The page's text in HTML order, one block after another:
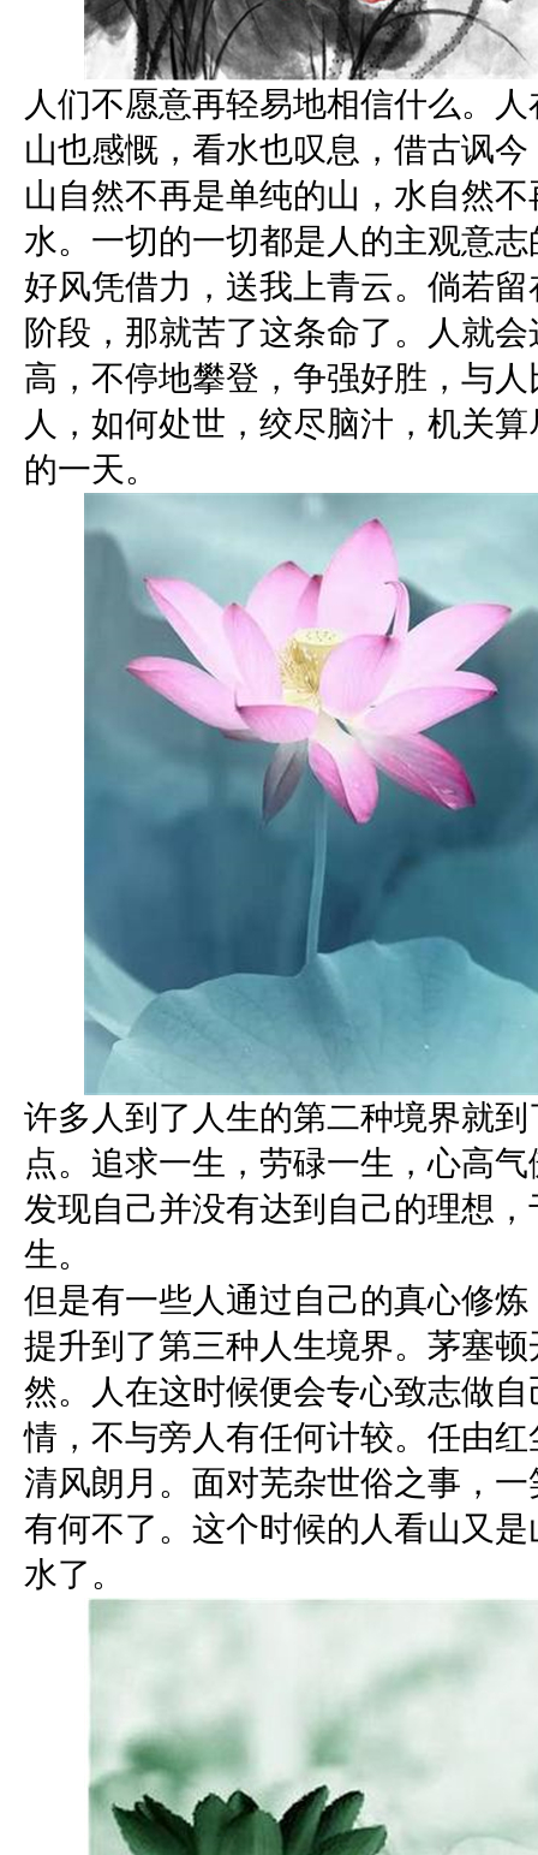
人们不愿意再轻易地相信什么。
山也感慨，看水也叹息，借古讽
山自然不再是单纯的山，水自然
水。一切的一切都是人的主观意
好风凭借力，送我上青云。倘若
阶段，那就苦了这条命了。人就
高，不停地攀登，争强好胜，与
人，如何处世，绞尽脑汁，机关
的一天。
许多人到了人生的第二种境界就
点。追求一生，劳碌一生，心高
发现自己并没有达到自己的理想
生。
但是有一些人通过自己的真心修
提升到了第三种人生境界。茅塞
然。人在这时候便会专心致志做
情，不与旁人有任何计较。任由
清风朗月。面对芜杂世俗之事，
有何不了。这个时候的人看山又
水了。